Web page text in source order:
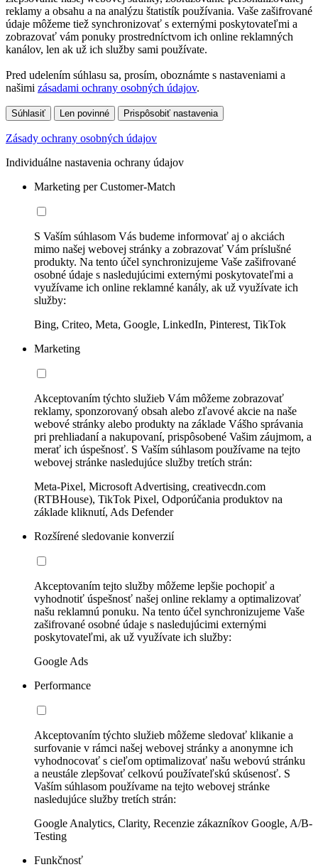
reklamy a obsahu a na analýzu štatistík používania. Vaše zašifrované
údaje môžeme tiež synchronizovať s externými poskytovateľmi a
zobrazovať vám ponuky prostredníctvom ich online reklamných
kanálov, len ak už ich služby sami používate.
Pred udelením súhlasu sa, prosím, oboznámte s nastaveniami a
našimi zásadami ochrany osobných údajov.
Súhlasiť Len povinné Prispôsobiť nastavenia
Zásady ochrany osobných údajov
Individuálne nastavenia ochrany údajov
Marketing per Customer-Match
S Vaším súhlasom Vás budeme informovať aj o akciách
mimo našej webovej stránky a zobrazovať Vám príslušné
produkty. Na tento účel synchronizujeme Vaše zašifrované
osobné údaje s nasledujúcimi externými poskytovateľmi a
využívame ich online reklamné kanály, ak už využívate ich
služby:
Bing, Criteo, Meta, Google, LinkedIn, Pinterest, TikTok
Marketing
Akceptovaním týchto služieb Vám môžeme zobrazovať
reklamy, sponzorovaný obsah alebo zľavové akcie na naše
webové stránky alebo produkty na základe Vášho správania
pri prehliadaní a nakupovaní, prispôsobené Vašim záujmom, a
merať ich úspešnosť. S Vaším súhlasom používame na tejto
webovej stránke nasledujúce služby tretích strán:
Meta-Pixel, Microsoft Advertising, creativecdn.com
(RTBHouse), TikTok Pixel, Odporúčania produktov na
základe kliknutí, Ads Defender
Rozšírené sledovanie konverzií
Akceptovaním tejto služby môžeme lepšie pochopiť a
vyhodnotiť úspešnosť našej online reklamy a optimalizovať
našu reklamnú ponuku. Na tento účel synchronizujeme Vaše
zašifrované osobné údaje s nasledujúcimi externými
poskytovateľmi, ak už využívate ich služby:
Google Ads
Performance
Akceptovaním týchto služieb môžeme sledovať klikanie a
surfovanie v rámci našej webovej stránky a anonymne ich
vyhodnocovať s cieľom optimalizovať našu webovú stránku
a neustále zlepšovať celkovú používateľskú skúsenosť. S
Vaším súhlasom používame na tejto webovej stránke
nasledujúce služby tretích strán:
Google Analytics, Clarity, Recenzie zákazníkov Google, A/B-
Testing
Funkčnosť